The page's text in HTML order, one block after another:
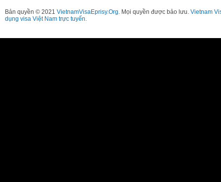
Bản quyền © 2021 VietnamVisaEprisy.Org. Mọi quyền được bảo lưu. Vietnam
dụng visa Việt Nam trực tuyến.